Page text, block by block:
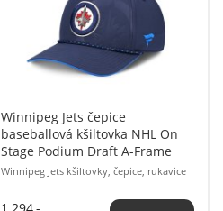
Winnipeg Jets čepice
baseballová kšiltovka NHL On
Stage Podium Draft A-Frame
Winnipeg Jets kšiltovky, čepice, rukavice
1 294,-